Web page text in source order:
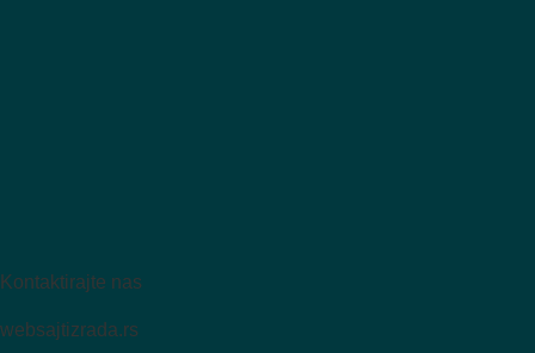
Kontaktirajte nas
websajtizrada.rs